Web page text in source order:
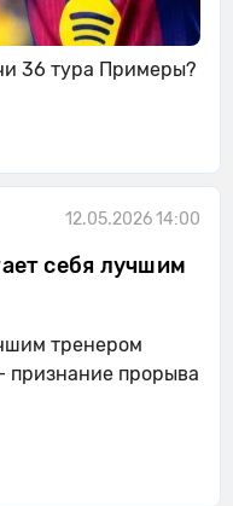
36 тура Примеры?
12.05.2026 14:00
себя лучшим
тренером
признание прорыва